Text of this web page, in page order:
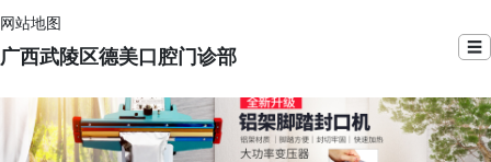
网站地图
广西武陵区德美口腔门诊部 ☰